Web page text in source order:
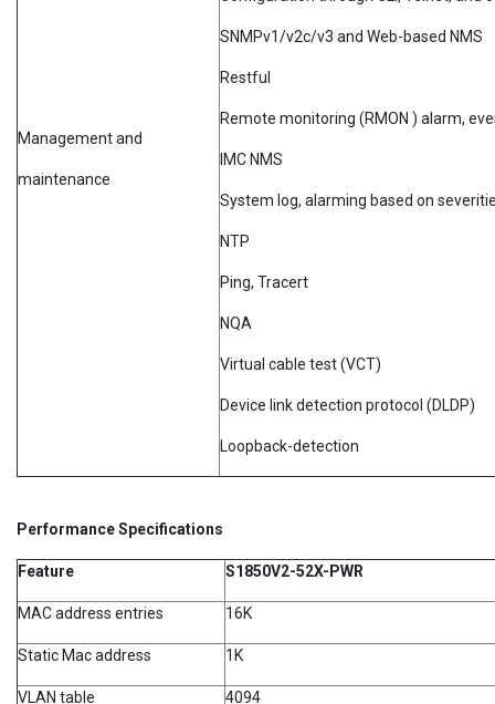
Management and
maintenance
SNMPv1/v2c/v3 and Web-based NMS
Restful
Remote monitoring (RMON ) alarm,
IMC NMS
System log, alarming based on
NTP
Ping, Tracert
NQA
Virtual cable test (VCT)
Device link detection protocol (DLDP)
Loopback-detection
Performance Specifications
Feature S1850V2-52X-PWR
MAC address entries 16K
Static Mac address 1K
VLAN table 4094